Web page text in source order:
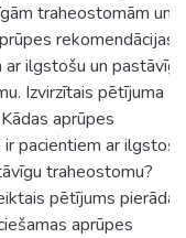
traheostomām un
rekomendācijas
ilgstošu un pastāvīgu
Izvirzītais pētījuma
aprūpes
pacientiem ar ilgstošu
traheostomu?
pētījums pierāda,
aprūpes